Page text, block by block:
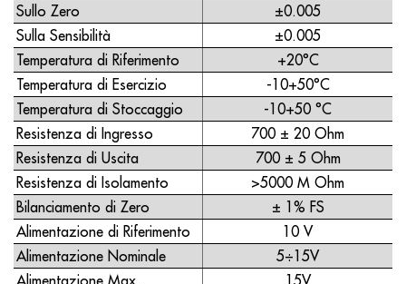
Sullo Zero
±0.005
Sulla Sensibilità
±0.005
Temperatura di Riferimento
+20°C
Temperatura di Esercizio
-10+50°C
Temperatura di Stoccaggio
-10+50 °C
Resistenza di Ingresso
700 ± 20 Ohm
Resistenza di Uscita
700 ± 5 Ohm
Resistenza di Isolamento
>5000 M Ohm
Bilanciamento di Zero
± 1% FS
Alimentazione di Riferimento
10 V
Alimentazione Nominale
5÷15V
Alimentazione Max.
15V